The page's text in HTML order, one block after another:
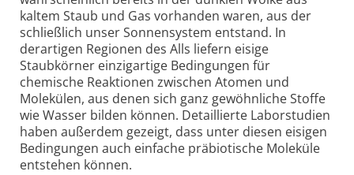
kaltem Staub und Gas vorhanden waren, aus der
schließlich unser Sonnensystem entstand. In
derartigen Regionen des Alls liefern eisige
Staubkörner einzig­artige Bedingungen für
chemische Reaktionen zwischen Atomen und
Molekülen, aus denen sich ganz gewöhnliche Stoffe
wie Wasser bilden können. Detaillierte Labor­studien
haben außerdem gezeigt, dass unter diesen eisigen
Bedingungen auch einfache präbiotische Moleküle
entstehen können.